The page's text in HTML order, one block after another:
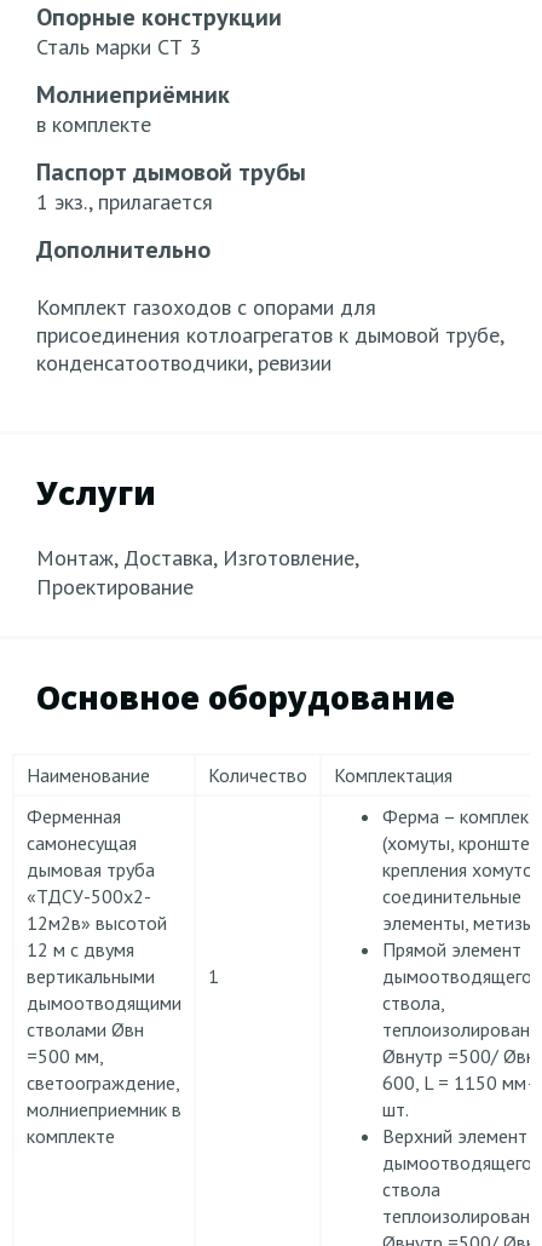
Опорные конструкции
Сталь марки СТ 3
Молниеприёмник
в комплекте
Паспорт дымовой трубы
1 экз., прилагается
Дополнительно
Комплект газоходов с опорами для
присоединения котлоагрегатов к дымовой трубе,
конденсатоотводчики, ревизии
Услуги
Монтаж, Доставка, Изготовление,
Проектирование
Основное оборудование
Наименование Количество
Комплектация
Ферменная
самонесущая
дымовая труба
«ТДСУ-500х2-
12м2в» высотой
12 м с двумя
вертикальными
дымоотводящими
стволами Øвн
=500 мм,
светоограждение,
молниеприемник в
комплекте
1
Ферма – комплект
(хомуты,
крепления
соединительные
элементы, метизы).
Прямой элемент
дымоотводящего
ствола,
Øвнутр =500/
600, L = 1150
шт.
Верхний элемент
дымоотводящего
ствола